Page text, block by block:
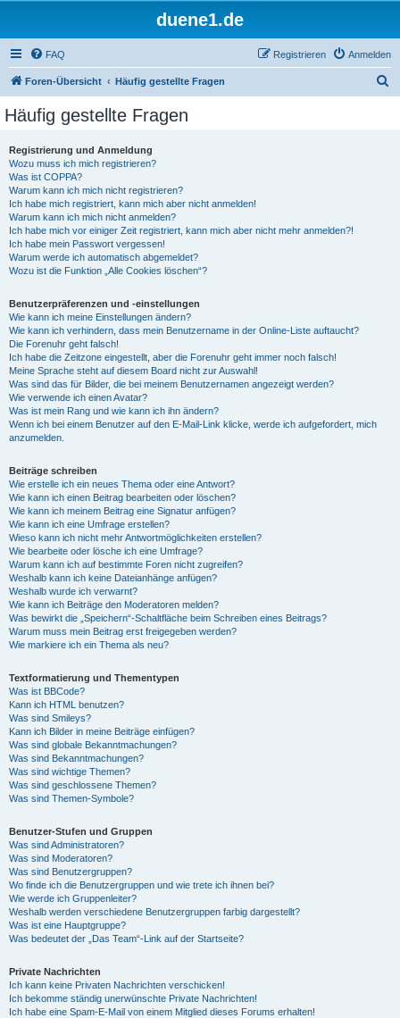
duene1.de
FAQ Anmelden
Registrieren
Foren-Übersicht Häufig gestellte Fragen
Häufig gestellte Fragen
Registrierung und Anmeldung
Wozu muss ich mich registrieren?
Was ist COPPA?
Warum kann ich mich nicht registrieren?
Ich habe mich registriert, kann mich aber nicht anmelden!
Warum kann ich mich nicht anmelden?
Ich habe mich vor einiger Zeit registriert, kann mich aber nicht mehr anmelden?!
Ich habe mein Passwort vergessen!
Warum werde ich automatisch abgemeldet?
Wozu ist die Funktion „Alle Cookies löschen“?
Benutzerpräferenzen und -einstellungen
Wie kann ich meine Einstellungen ändern?
Wie kann ich verhindern, dass mein Benutzername in der Online-Liste auftaucht?
Die Forenuhr geht falsch!
Ich habe die Zeitzone eingestellt, aber die Forenuhr geht immer noch falsch!
Meine Sprache steht auf diesem Board nicht zur Auswahl!
Was sind das für Bilder, die bei meinem Benutzernamen angezeigt werden?
Wie verwende ich einen Avatar?
Was ist mein Rang und wie kann ich ihn ändern?
Wenn ich bei einem Benutzer auf den E-Mail-Link klicke, werde ich aufgefordert, mich
anzumelden.
Beiträge schreiben
Wie erstelle ich ein neues Thema oder eine Antwort?
Wie kann ich einen Beitrag bearbeiten oder löschen?
Wie kann ich meinem Beitrag eine Signatur anfügen?
Wie kann ich eine Umfrage erstellen?
Wieso kann ich nicht mehr Antwortmöglichkeiten erstellen?
Wie bearbeite oder lösche ich eine Umfrage?
Warum kann ich auf bestimmte Foren nicht zugreifen?
Weshalb kann ich keine Dateianhänge anfügen?
Weshalb wurde ich verwarnt?
Wie kann ich Beiträge den Moderatoren melden?
Was bewirkt die „Speichern“-Schaltfläche beim Schreiben eines Beitrags?
Warum muss mein Beitrag erst freigegeben werden?
Wie markiere ich ein Thema als neu?
Textformatierung und Thementypen
Was ist BBCode?
Kann ich HTML benutzen?
Was sind Smileys?
Kann ich Bilder in meine Beiträge einfügen?
Was sind globale Bekanntmachungen?
Was sind Bekanntmachungen?
Was sind wichtige Themen?
Was sind geschlossene Themen?
Was sind Themen-Symbole?
Benutzer-Stufen und Gruppen
Was sind Administratoren?
Was sind Moderatoren?
Was sind Benutzergruppen?
Wo finde ich die Benutzergruppen und wie trete ich ihnen bei?
Wie werde ich Gruppenleiter?
Weshalb werden verschiedene Benutzergruppen farbig dargestellt?
Was ist eine Hauptgruppe?
Was bedeutet der „Das Team“-Link auf der Startseite?
Private Nachrichten
Ich kann keine Privaten Nachrichten verschicken!
Ich bekomme ständig unerwünschte Private Nachrichten!
Ich habe eine Spam-E-Mail von einem Mitglied dieses Forums erhalten!